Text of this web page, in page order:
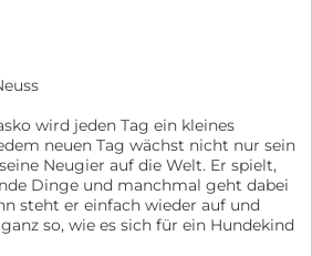
wird jeden Tag ein kleines
neuen Tag wächst nicht nur sein
Neugier auf die Welt. Er spielt,
Dinge und manchmal geht dabei
steht er einfach wieder auf und
so, wie es sich für ein Hundekind